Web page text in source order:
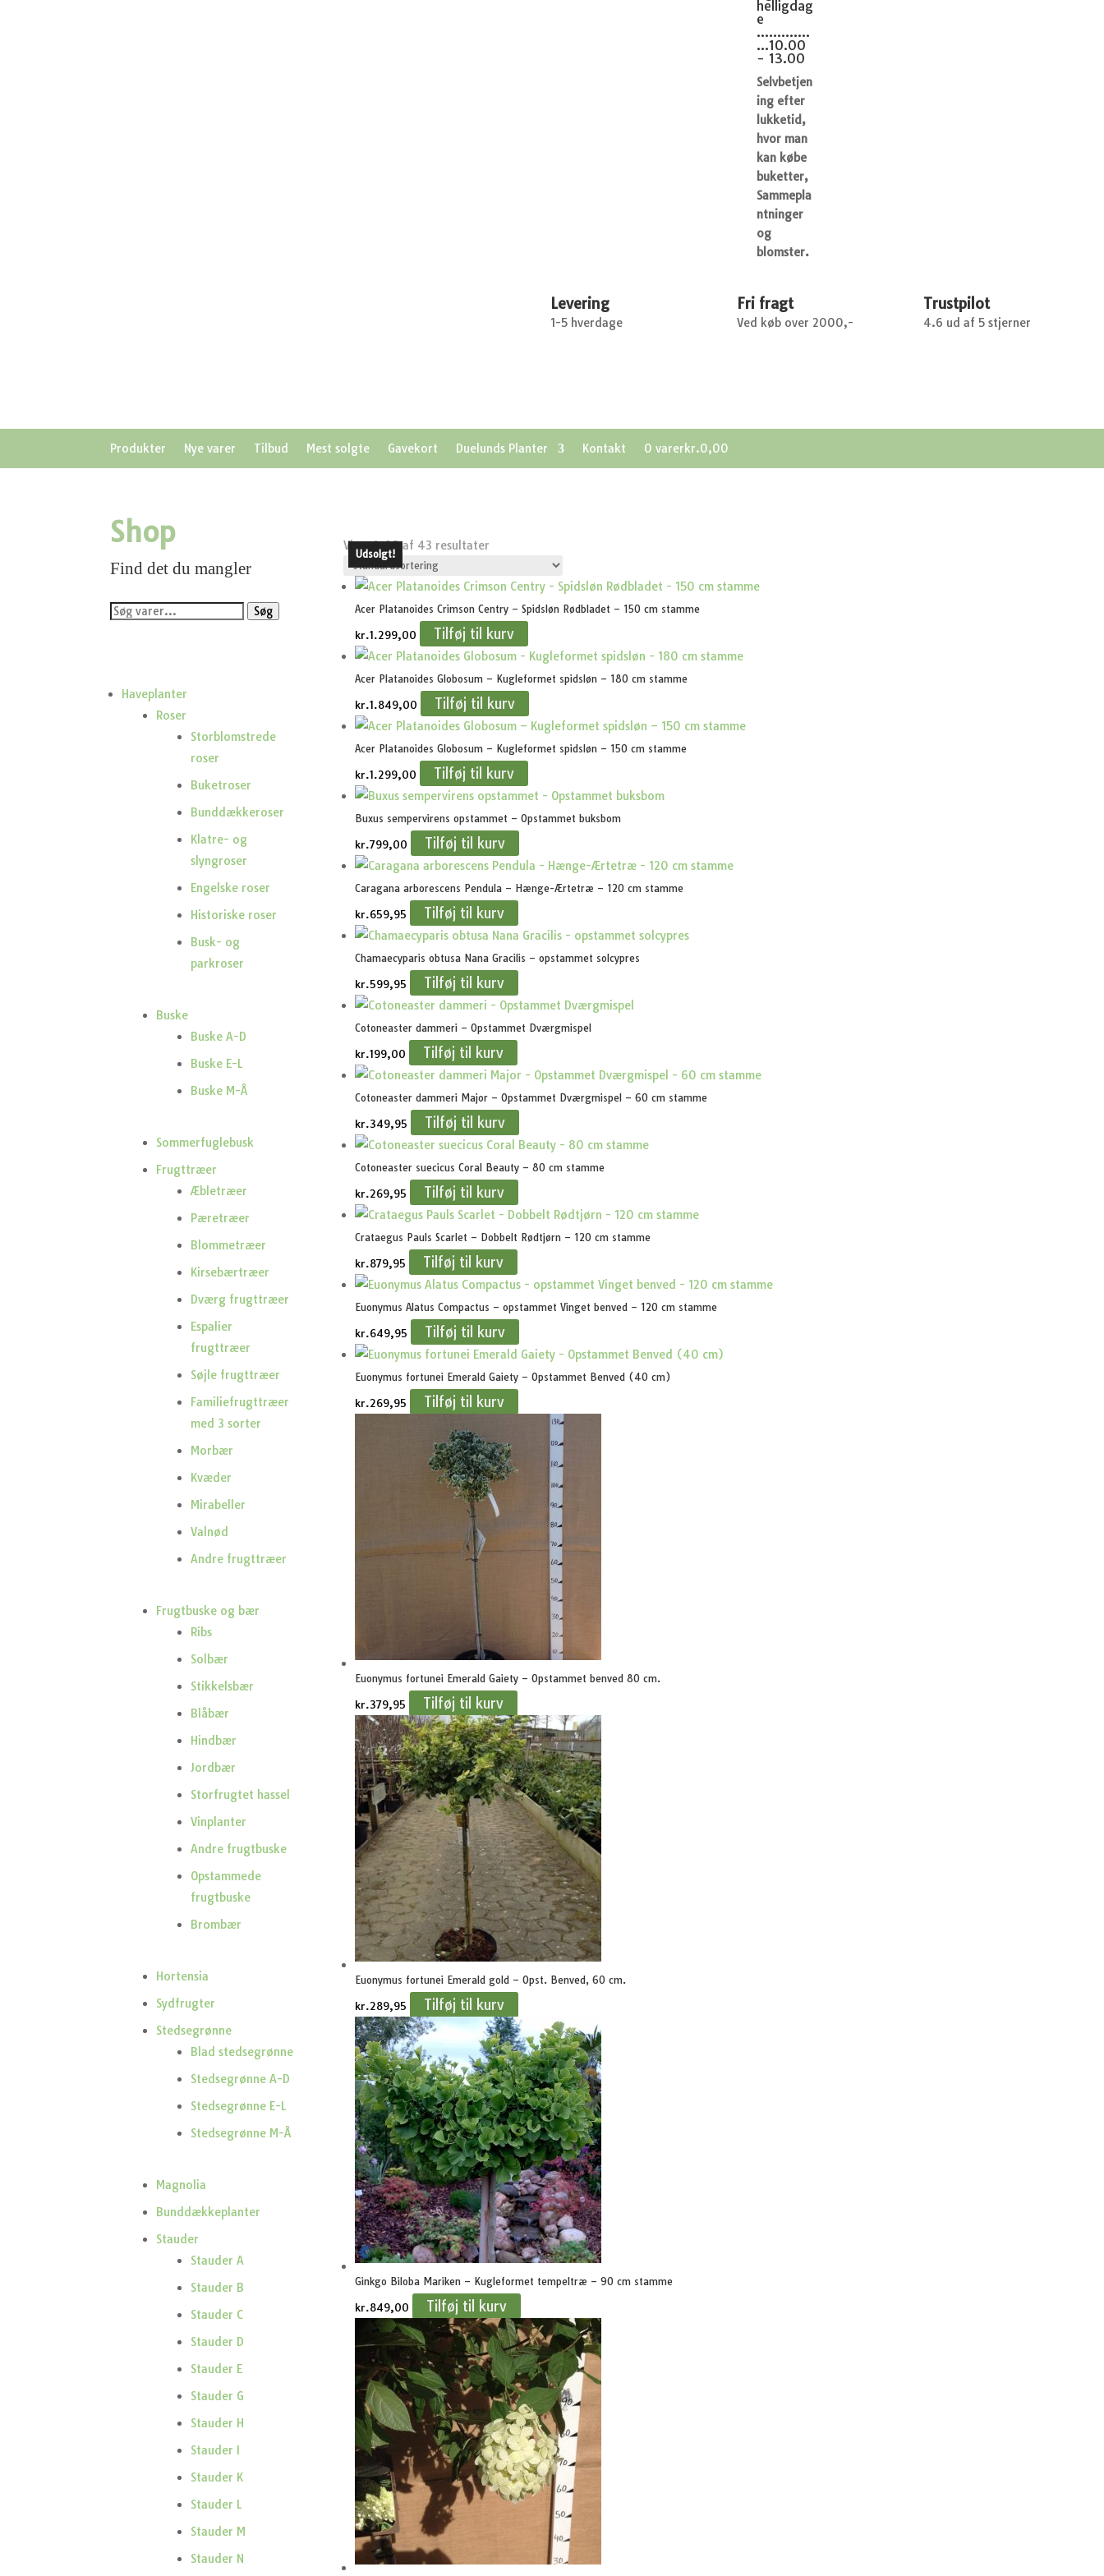
helligdag
e
.............
...10.00
- 13.00
Selvbetjen
ing efter
lukketid,
hvor man
kan købe
buketter,
Sammepla
ntninger
og
blomster.
Levering
1-5 hverdage
Fri fragt
Ved køb over 2000,-
Trustpilot
4.6 ud af 5 stjerner
Produkter Nye varer Tilbud Mest solgte Gavekort Duelunds Planter Kontakt 0 varerkr.0,00
Shop
Find det du mangler
Søg
Søg
Haveplanter
Roser
Storblomstrede
roser
Buketroser
Bunddækkeroser
Klatre- og
slyngroser
Engelske roser
Historiske roser
Busk- og
parkroser
Buske
Buske A-D
Buske E-L
Buske M-Å
Sommerfuglebusk
Frugttræer
Æbletræer
Pæretræer
Blommetræer
Kirsebærtræer
Dværg frugttræer
Espalier
frugttræer
Søjle frugttræer
Familiefrugttræer
med 3 sorter
Morbær
Kvæder
Mirabeller
Valnød
Andre frugttræer
Frugtbuske og bær
Ribs
Solbær
Stikkelsbær
Blåbær
Hindbær
Jordbær
Storfrugtet hassel
Vinplanter
Andre frugtbuske
Opstammede
frugtbuske
Brombær
Hortensia
Sydfrugter
Stedsegrønne
Blad stedsegrønne
Stedsegrønne A-D
Stedsegrønne E-L
Stedsegrønne M-Å
Magnolia
Bunddækkeplanter
Stauder
Stauder A
Stauder B
Stauder C
Stauder D
Stauder E
Stauder G
Stauder H
Stauder I
Stauder K
Stauder L
Stauder M
Stauder N
Viser 1–28 af 43 resultater
Acer Platanoides Crimson Centry – Spidsløn Rødbladet – 150 cm stamme
kr.1.299,00 Tilføj til kurv
Acer Platanoides Globosum – Kugleformet spidsløn – 180 cm stamme
kr.1.849,00 Tilføj til kurv
Acer Platanoides Globosum – Kugleformet spidsløn – 150 cm stamme
kr.1.299,00 Tilføj til kurv
Buxus sempervirens opstammet – Opstammet buksbom
kr.799,00 Tilføj til kurv
Caragana arborescens Pendula – Hænge-Ærtetræ – 120 cm stamme
kr.659,95 Tilføj til kurv
Chamaecyparis obtusa Nana Gracilis – opstammet solcypres
kr.599,95 Tilføj til kurv
Cotoneaster dammeri – Opstammet Dværgmispel
kr.199,00 Tilføj til kurv
Cotoneaster dammeri Major – Opstammet Dværgmispel – 60 cm stamme
kr.349,95 Tilføj til kurv
Cotoneaster suecicus Coral Beauty – 80 cm stamme
kr.269,95 Tilføj til kurv
Crataegus Pauls Scarlet – Dobbelt Rødtjørn – 120 cm stamme
kr.879,95 Tilføj til kurv
Euonymus Alatus Compactus – opstammet Vinget benved – 120 cm stamme
kr.649,95 Tilføj til kurv
Euonymus fortunei Emerald Gaiety – Opstammet Benved (40 cm)
kr.269,95 Tilføj til kurv
Euonymus fortunei Emerald Gaiety – Opstammet benved 80 cm.
kr.379,95 Tilføj til kurv
Euonymus fortunei Emerald gold – Opst. Benved, 60 cm.
kr.289,95 Tilføj til kurv
Ginkgo Biloba Mariken – Kugleformet tempeltræ – 90 cm stamme
kr.849,00 Tilføj til kurv
Udsolgt!
Udsolgt!